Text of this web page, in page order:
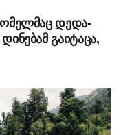
ამაღლობელმა
სიტყვის
აღნიშნულ საქმეზე
დედა-
გაიტაცა,